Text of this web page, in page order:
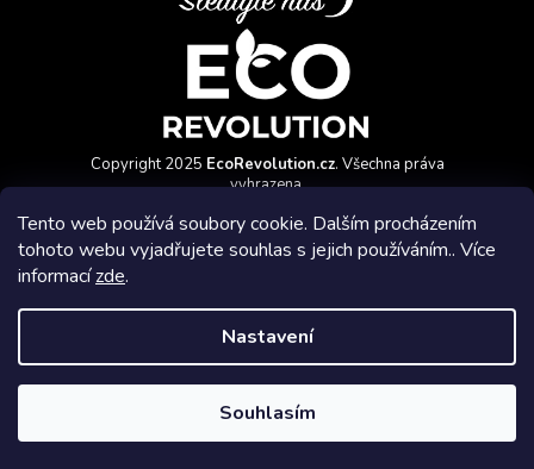
Tento web používá soubory cookie. Dalším procházením
tohoto webu vyjadřujete souhlas s jejich používáním.. Více
informacízde.
Nastavení
Souhlasím
Copyright 2025 EcoRevolution.cz. Všechna práva
vyhrazena.
Affiliate program